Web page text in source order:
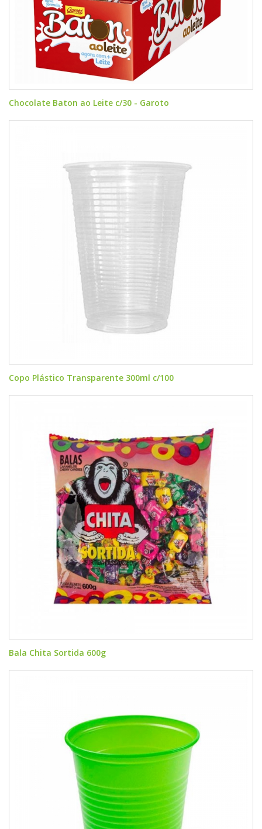
Chocolate Baton ao Leite c/30 - Garoto
Copo Plástico Transparente 300ml c/100
Bala Chita Sortida 600g